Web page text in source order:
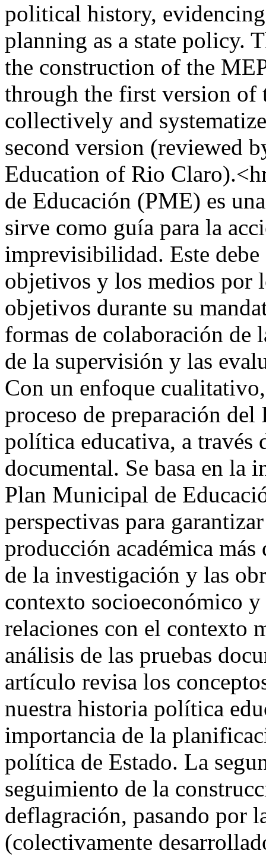
political history,
planning as a state policy.
the construction of the
through the first version of
collectively and
second version (reviewed
Education of Rio
de Educación (PME) es
sirve como guía para la
imprevisibilidad. Este
objetivos y los medios por
objetivos durante su
formas de colaboración de
de la supervisión y las
Con un enfoque
proceso de preparación
política educativa, a
documental. Se basa en la
Plan Municipal de
perspectivas para
producción académica
de la investigación y las
contexto socioeconómico
relaciones con el contexto
análisis de las pruebas
artículo revisa los
nuestra historia política
importancia de la
política de Estado. La
seguimiento de la
deflagración, pasando por
(colectivamente